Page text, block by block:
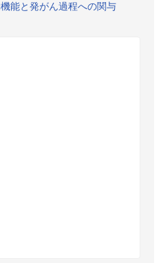
能と発がん過程への関与